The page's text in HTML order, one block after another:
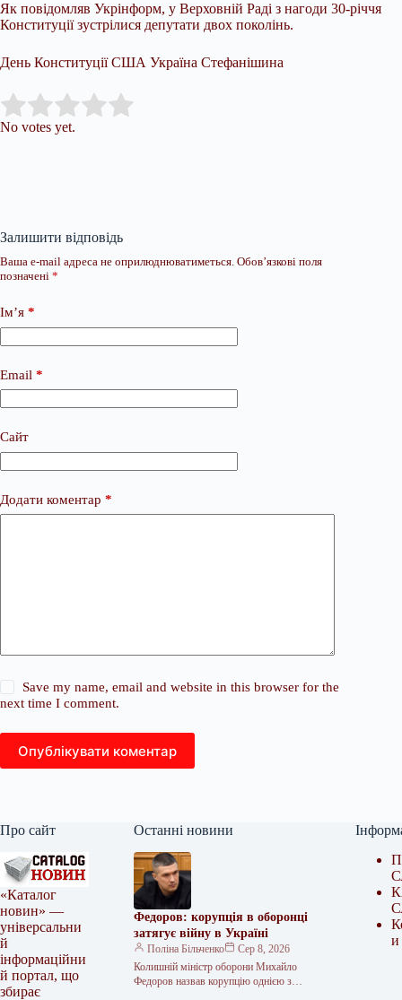
Як повідомляв Укрінформ, у Верховній Раді з нагоди 30-річчя
Конституції зустрілися депутати двох поколінь.
День Конституції США Україна Стефанішина
Rate this item:
No votes yet.
Залишити відповідь
Ваша e-mail адреса не оприлюднюватиметься. Обов’язкові поля
позначені *
Ім’я *
Email *
Сайт
Додати коментар *
Save my name, email and website in this browser for the
next time I comment.
Опублікувати коментар
Про сайт
«Каталог
новин» —
універсальни
й
інформаційни
й портал, що
збирає
Останні новини
Федоров: корупція в оборонці
затягує війну в Україні
Поліна Більченко
Сер 8, 2026
Колишній міністр оборони Михайло
Федоров назвав корупцію однією з
и